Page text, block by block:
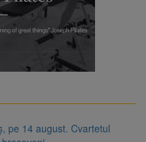
pe 14 august. Cvartetul